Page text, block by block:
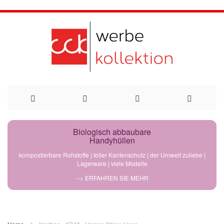
Direkt
Biologisch abbaubare
Handyhüllen
kompostierbare Rohstoffe | toller Kantenschutz | der Umwelt zuliebe |
Lagerware | viele Modelle
--> ERFAHREN SIE MEHR